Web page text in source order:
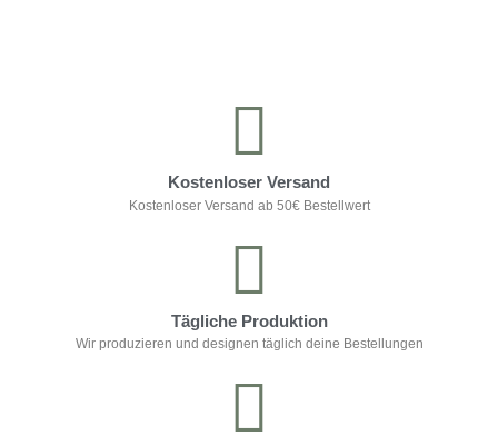
Kostenloser Versand
Kostenloser Versand ab 50€ Bestellwert
Tägliche Produktion
Wir produzieren und designen täglich deine Bestellungen